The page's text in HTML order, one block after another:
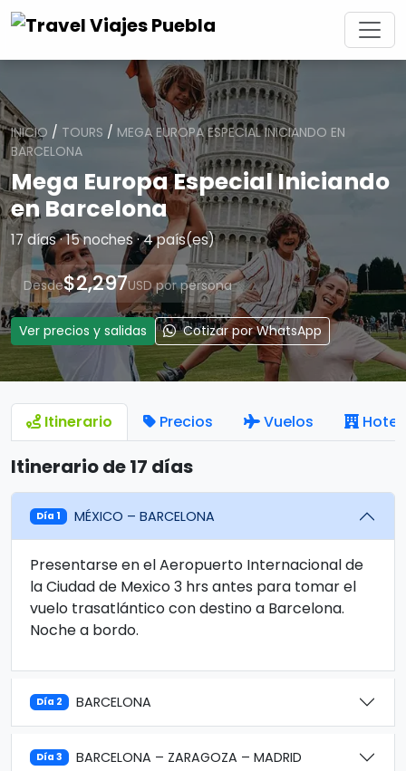
INICIO / TOURS / MEGA EUROPA ESPECIAL INICIANDO EN
BARCELONA
Mega Europa Especial Iniciando
en Barcelona
17 días · 15 noches · 4 país(es)
Desde$2,297USD por persona
Ver precios y salidas Cotizar por WhatsApp
Itinerario Precios Vuelos
Itinerario de 17 días
Día 1 MÉXICO – BARCELONA
Presentarse en el Aeropuerto Internacional de
la Ciudad de Mexico 3 hrs antes para tomar el
vuelo trasatlántico con destino a Barcelona.
Noche a bordo.
Día 2 BARCELONA
Día 3 BARCELONA – ZARAGOZA – MADRID